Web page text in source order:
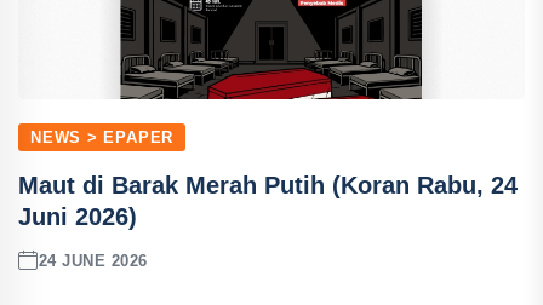
NEWS > EPAPER
Maut di Barak Merah Putih (Koran Rabu, 24
Juni 2026)
24 JUNE 2026